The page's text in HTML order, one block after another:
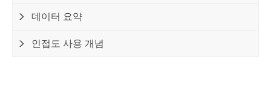
데이터 요약
인접도 사용 개념